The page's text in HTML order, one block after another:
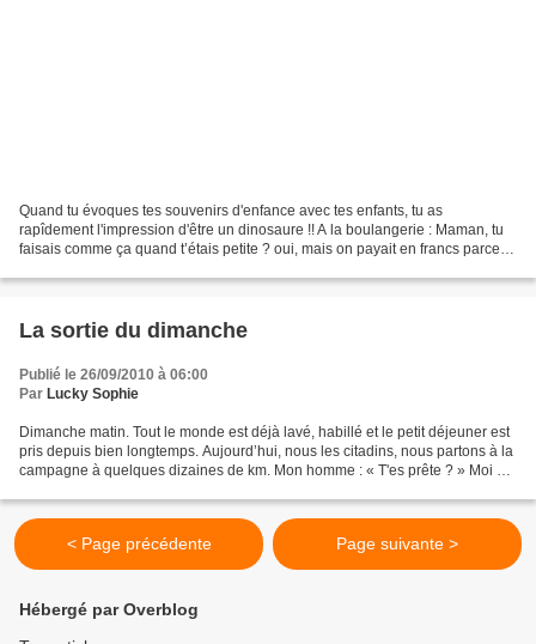
Quand tu évoques tes souvenirs d'enfance avec tes enfants, tu as
rapîdement l'impression d'être un dinosaure !! A la boulangerie : Maman, tu
faisais comme ça quand t’étais petite ? oui, mais on payait en francs parce
La sortie du dimanche
Publié le 26/09/2010 à 06:00
Par Lucky Sophie
Dimanche matin. Tout le monde est déjà lavé, habillé et le petit déjeuner est
pris depuis bien longtemps. Aujourd’hui, nous les citadins, nous partons à la
campagne à quelques dizaines de km. Mon homme : « T'es prête ? » Moi «
< Page précédente Page suivante >
Hébergé par Overblog